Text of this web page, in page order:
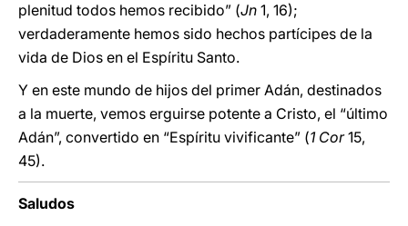
plenitud todos hemos recibido” (Jn 1, 16);
verdaderamente hemos sido hechos partícipes de la
vida de Dios en el Espíritu Santo.
Y en este mundo de hijos del primer Adán, destinados
a la muerte, vemos erguirse potente a Cristo, el “último
Adán”, convertido en “Espíritu vivificante” (1 Cor15,
45).
Saludos